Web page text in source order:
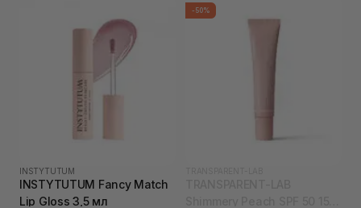
INSTYTUTUM
INSTYTUTUM Fancy Match
Lip Gloss 3,5 мл
-50%